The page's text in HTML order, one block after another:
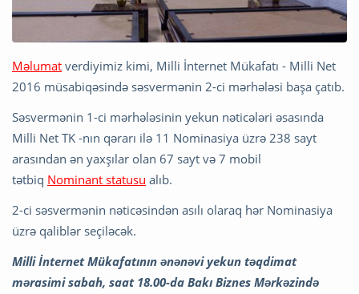
Məlumat verdiyimiz kimi, Milli İnternet Mükafatı - Milli Net
2016 müsabiqəsində səsvermənin 2-ci mərhələsi başa çatıb.
Səsvermənin 1-ci mərhələsinin yekun nəticələri əsasında
Milli Net TK -nın qərarı ilə 11 Nominasiya üzrə 238 sayt
arasından ən yaxşılar olan 67 sayt və 7 mobil
tətbiq Nominant statusu alıb.
2-ci səsvermənin nəticəsindən asılı olaraq hər Nominasiya
üzrə qaliblər seçiləcək.
Milli İnternet Mükafatının ənənəvi yekun təqdimat
mərasimi sabah, saat 18.00-da Bakı Biznes Mərkəzində